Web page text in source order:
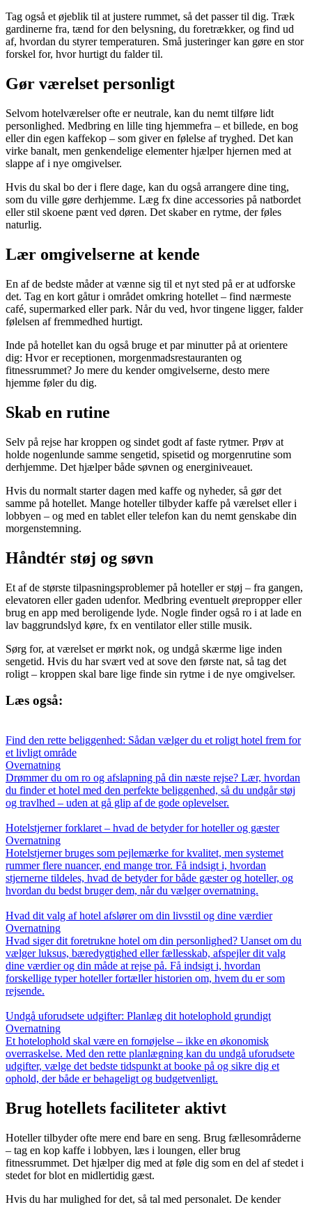
Tag også et øjeblik til at justere rummet, så det passer til dig. Træk
gardinerne fra, tænd for den belysning, du foretrækker, og find ud
af, hvordan du styrer temperaturen. Små justeringer kan gøre en stor
forskel for, hvor hurtigt du falder til.
Gør værelset personligt
Selvom hotelværelser ofte er neutrale, kan du nemt tilføre lidt
personlighed. Medbring en lille ting hjemmefra – et billede, en bog
eller din egen kaffekop – som giver en følelse af tryghed. Det kan
virke banalt, men genkendelige elementer hjælper hjernen med at
slappe af i nye omgivelser.
Hvis du skal bo der i flere dage, kan du også arrangere dine ting,
som du ville gøre derhjemme. Læg fx dine accessories på natbordet
eller stil skoene pænt ved døren. Det skaber en rytme, der føles
naturlig.
Lær omgivelserne at kende
En af de bedste måder at vænne sig til et nyt sted på er at udforske
det. Tag en kort gåtur i området omkring hotellet – find nærmeste
café, supermarked eller park. Når du ved, hvor tingene ligger, falder
følelsen af fremmedhed hurtigt.
Inde på hotellet kan du også bruge et par minutter på at orientere
dig: Hvor er receptionen, morgenmadsrestauranten og
fitnessrummet? Jo mere du kender omgivelserne, desto mere
hjemme føler du dig.
Skab en rutine
Selv på rejse har kroppen og sindet godt af faste rytmer. Prøv at
holde nogenlunde samme sengetid, spisetid og morgenrutine som
derhjemme. Det hjælper både søvnen og energiniveauet.
Hvis du normalt starter dagen med kaffe og nyheder, så gør det
samme på hotellet. Mange hoteller tilbyder kaffe på værelset eller i
lobbyen – og med en tablet eller telefon kan du nemt genskabe din
morgenstemning.
Håndtér støj og søvn
Et af de største tilpasningsproblemer på hoteller er støj – fra gangen,
elevatoren eller gaden udenfor. Medbring eventuelt ørepropper eller
brug en app med beroligende lyde. Nogle finder også ro i at lade en
lav baggrundslyd køre, fx en ventilator eller stille musik.
Sørg for, at værelset er mørkt nok, og undgå skærme lige inden
sengetid. Hvis du har svært ved at sove den første nat, så tag det
roligt – kroppen skal bare lige finde sin rytme i de nye omgivelser.
Læs også:
Find den rette beliggenhed: Sådan vælger du et roligt hotel frem for
et livligt område
Overnatning
Drømmer du om ro og afslapning på din næste rejse? Lær, hvordan
du finder et hotel med den perfekte beliggenhed, så du undgår støj
og travlhed – uden at gå glip af de gode oplevelser.
Hotelstjerner forklaret – hvad de betyder for hoteller og gæster
Overnatning
Hotelstjerner bruges som pejlemærke for kvalitet, men systemet
rummer flere nuancer, end mange tror. Få indsigt i, hvordan
stjernerne tildeles, hvad de betyder for både gæster og hoteller, og
hvordan du bedst bruger dem, når du vælger overnatning.
Hvad dit valg af hotel afslører om din livsstil og dine værdier
Overnatning
Hvad siger dit foretrukne hotel om din personlighed? Uanset om du
vælger luksus, bæredygtighed eller fællesskab, afspejler dit valg
dine værdier og din måde at rejse på. Få indsigt i, hvordan
forskellige typer hoteller fortæller historien om, hvem du er som
rejsende.
Undgå uforudsete udgifter: Planlæg dit hotelophold grundigt
Overnatning
Et hotelophold skal være en fornøjelse – ikke en økonomisk
overraskelse. Med den rette planlægning kan du undgå uforudsete
udgifter, vælge det bedste tidspunkt at booke på og sikre dig et
ophold, der både er behageligt og budgetvenligt.
Brug hotellets faciliteter aktivt
Hoteller tilbyder ofte mere end bare en seng. Brug fællesområderne
– tag en kop kaffe i lobbyen, læs i loungen, eller brug
fitnessrummet. Det hjælper dig med at føle dig som en del af stedet i
stedet for blot en midlertidig gæst.
Hvis du har mulighed for det, så tal med personalet. De kender